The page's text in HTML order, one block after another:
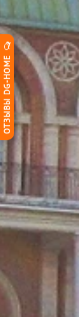
ОТЗЫВЫ DG-HOME